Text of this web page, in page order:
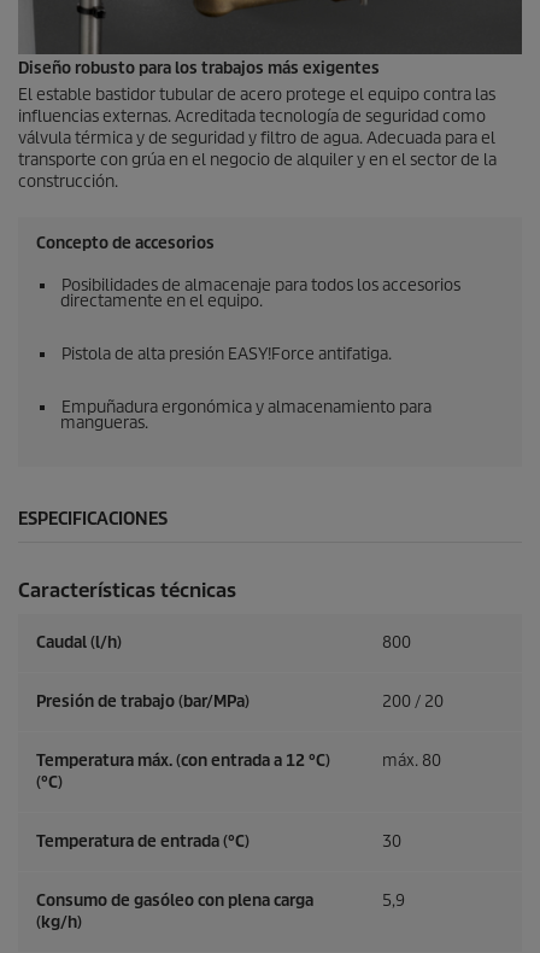
Diseño robusto para los trabajos más exigentes
El estable bastidor tubular de acero protege el equipo contra las
influencias externas. Acreditada tecnología de seguridad como
válvula térmica y de seguridad y filtro de agua. Adecuada para el
transporte con grúa en el negocio de alquiler y en el sector de la
construcción.
Concepto de accesorios
Posibilidades de almacenaje para todos los accesorios
directamente en el equipo.
Pistola de alta presión EASY!Force antifatiga.
Empuñadura ergonómica y almacenamiento para
mangueras.
ESPECIFICACIONES
Características técnicas
Caudal (l/h) 800
Presión de trabajo (bar/MPa) 200 / 20
Temperatura máx. (con entrada a 12 °C)
(°C)
máx. 80
Temperatura de entrada (°C) 30
Consumo de gasóleo con plena carga
(kg/h)
5,9